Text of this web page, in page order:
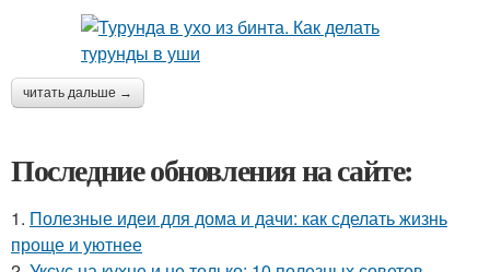
читать дальше →
Последние обновления на сайте:
1. Полезные идеи для дома и дачи: как сделать жизнь
проще и уютнее